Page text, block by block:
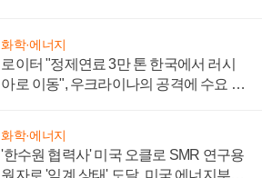
화학·에너지
로이터 "정제연료 3만 톤 한국에서 러시
아로 이동", 우크라이나의 공격에 수요 늘
화학·에너지
'한수원 협력사' 미국 오클로 SMR 연구용